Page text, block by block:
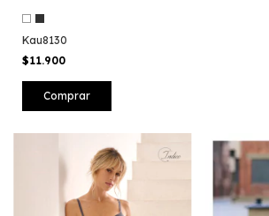
Kau8130
$11.900
Comprar